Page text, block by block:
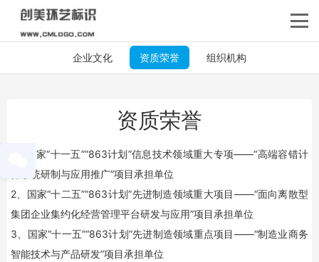
企业文化 资质荣誉 组织机构
资质荣誉
1、国家“十一五”“863计划”信息技术领域重大专项——“高端容错计
算系统研制与应用推广”项目承担单位
2、国家“十二五”“863计划”先进制造领域重大项目——“面向离散型
集团企业集约化经营管理平台研发与应用”项目承担单位
3、国家“十一五”“863计划”先进制造领域重点项目——“制造业商务
智能技术与产品研发”项目承担单位